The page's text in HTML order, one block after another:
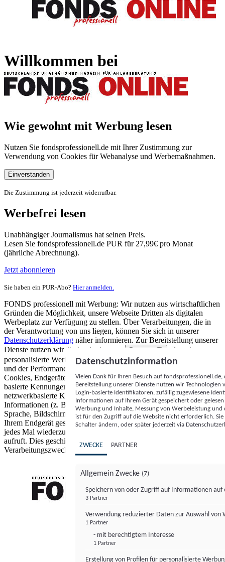
Willkommen bei
Wie gewohnt mit Werbung lesen
Nutzen Sie fondsprofessionell.de mit Ihrer Zustimmung zur
Verwendung von Cookies für Webanalyse und Werbemaßnahmen.
Einverstanden
Die Zustimmung ist jederzeit widerrufbar.
Werbefrei lesen
Unabhängiger Journalismus hat seinen Preis.
Lesen Sie fondsprofessionell.de PUR für 27,99€ pro Monat
(jährliche Abrechnung).
Jetzt abonnieren
Sie haben ein PUR-Abo? Hier anmelden.
FONDS professionell mit Werbung: Wir nutzen aus wirtschaftlichen
Gründen die Möglichkeit, unsere Webseite Dritten als digitalen
Werbeplatz zur Verfügung zu stellen. Über Verarbeitungen, die in
der Verantwortung von uns liegen, können Sie sich in unserer
Datenschutzerklärung näher informieren. Zur Bereitstellung unserer
Dienste nutzen wir Technologien von
Partnern (5)
. Zwecke:
personalisierte Werbung und Inhalte, Messung von Werbeleistung
und der Performance von Inhalten sowie Zielgruppenforschung.
Cookies, Endgeräte- oder ähnliche Online-Kennungen (z. B. login-
basierte Kennungen, zufällig generierte Kennungen,
netzwerkbasierte Kennungen) können zusammen mit anderen
Informationen (z. B. Browsertyp und Browserinformationen,
Sprache, Bildschirmgröße, unterstützte Technologien usw.) auf
Ihrem Endgerät gespeichert oder von dort ausgelesen werden, um es
jedes Mal wiederzuerkennen, wenn es eine App oder einer Webseite
aufruft. Dies geschieht für einen oder mehrere der hier aufgeführten
Verarbeitungszwecke.
Datenschutzinformation
Vielen Dank für Ihren Besuch auf
Bereitstellung unserer Dienste nutzen wir Technologien
Login-basierte Identifikatoren, zufällig zugewiesene
Informationen auf Ihrem Gerät gespeichert oder
Werbung und Inhalte, Messung von Werbeleistung
ist für den Zugriff auf die Website nicht erforderlich.
Schalter ändern, oder später jederzeit via
ZWECKE PARTNER
Allgemein Zwecke (7)
Speichern von oder Zugriff auf Informationen auf
3 Partner
Verwendung reduzierter Daten zur Auswahl von
1 Partner
- mit berechtigtem Interesse
1 Partner
Erstellung von Profilen für personalisierte
FONDS professionell